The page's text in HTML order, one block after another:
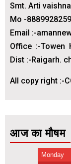
Smt. Arti
Mo -8889928259
Email :-
Office :-Towen
Dist :-Raigarh.
All copy right :-
आज का मौषम
Monday